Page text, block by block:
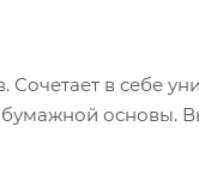
в себе
основы.